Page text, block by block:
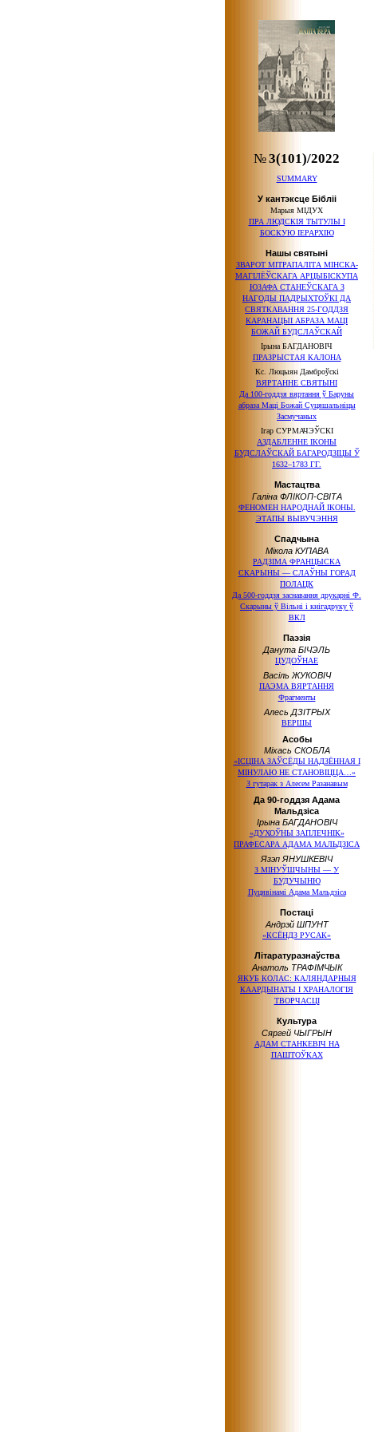
№3(101)/2022
SUMMARY
У кантэксце Бібліі
Марыя МІДУХ
ПРА ЛЮДСКІЯ ТЫТУЛЫ І
БОСКУЮ ІЕРАРХІЮ
Нашы святыні
ЗВАРОТ МІТРАПАЛІТА МІНСКА-
МАГІЛЁЎСКАГА АРЦЫБІСКУПА
ЮЗАФА СТАНЕЎСКАГА З
НАГОДЫ ПАДРЫХТОЎКІ ДА
СВЯТКАВАННЯ 25-ГОДДЗЯ
КАРАНАЦЫІ АБРАЗА МАЦІ
БОЖАЙ БУДСЛАЎСКАЙ
Ірына БАГДАНОВІЧ
ПРАЗРЫСТАЯ КАЛОНА
Кс. Люцыян Дамброўскі
ВЯРТАННЕ СВЯТЫНІ
Да 100-годдзя вяртання ў Баруны
абраза Маці Божай Суцяшальніцы
Засмучаных
Ігар СУРМАЧЭЎСКІ
АЗДАБЛЕННЕ ІКОНЫ
БУДСЛАЎСКАЙ БАГАРОДЗІЦЫ Ў
1632–1783 ГГ.
Мастацтва
Галіна ФЛІКОП-СВІТА
ФЕНОМЕН НАРОДНАЙ ІКОНЫ.
ЭТАПЫ ВЫВУЧЭННЯ
Спадчына
Мікола КУПАВА
РАДЗІМА ФРАНЦЫСКА
СКАРЫНЫ — СЛАЎНЫ ГОРАД
ПОЛАЦК
Да 500-годдзя заснавання друкарні Ф.
Скарыны ў Вільні і кнігадруку ў
ВКЛ
Паэзія
Данута БІЧЭЛЬ
ЦУДОЎНАЕ
Васіль ЖУКОВІЧ
ПАЭМА ВЯРТАННЯ
Фрагменты
Алесь ДЗІТРЫХ
ВЕРШЫ
Асобы
Міхась СКОБЛА
«ІСЦІНА ЗАЎСЁДЫ НАДЗЁННАЯ І
МІНУЛАЮ НЕ СТАНОВІЦЦА…»
З гутарак з Алесем Разанавым
Да 90-годдзя Адама
Мальдзіса
Ірына БАГДАНОВІЧ
«ДУХОЎНЫ ЗАПЛЕЧНІК»
ПРАФЕСАРА АДАМА МАЛЬДЗІСА
Язэп ЯНУШКЕВІЧ
З МІНУЎШЧЫНЫ — У
БУДУЧЫНЮ
Пуцявінамі Адама Мальдзіса
Постаці
Андрэй ШПУНТ
«КСЁНДЗ РУСАК»
Літаратуразнаўства
Анатоль ТРАФІМЧЫК
ЯКУБ КОЛАС: КАЛЯНДАРНЫЯ
КААРДЫНАТЫ І ХРАНАЛОГІЯ
ТВОРЧАСЦІ
Культура
Сяргей ЧЫГРЫН
АДАМ СТАНКЕВІЧ НА
ПАШТОЎКАХ